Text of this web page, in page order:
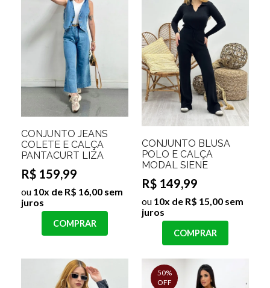
CONJUNTO JEANS
COLETE E CALÇA
PANTACURT LIZA
R$ 159,99
ou 10x de R$ 16,00 sem
juros
COMPRAR
CONJUNTO BLUSA
POLO E CALÇA
MODAL SIENE
R$ 149,99
ou 10x de R$ 15,00 sem
juros
COMPRAR
50%
OFF